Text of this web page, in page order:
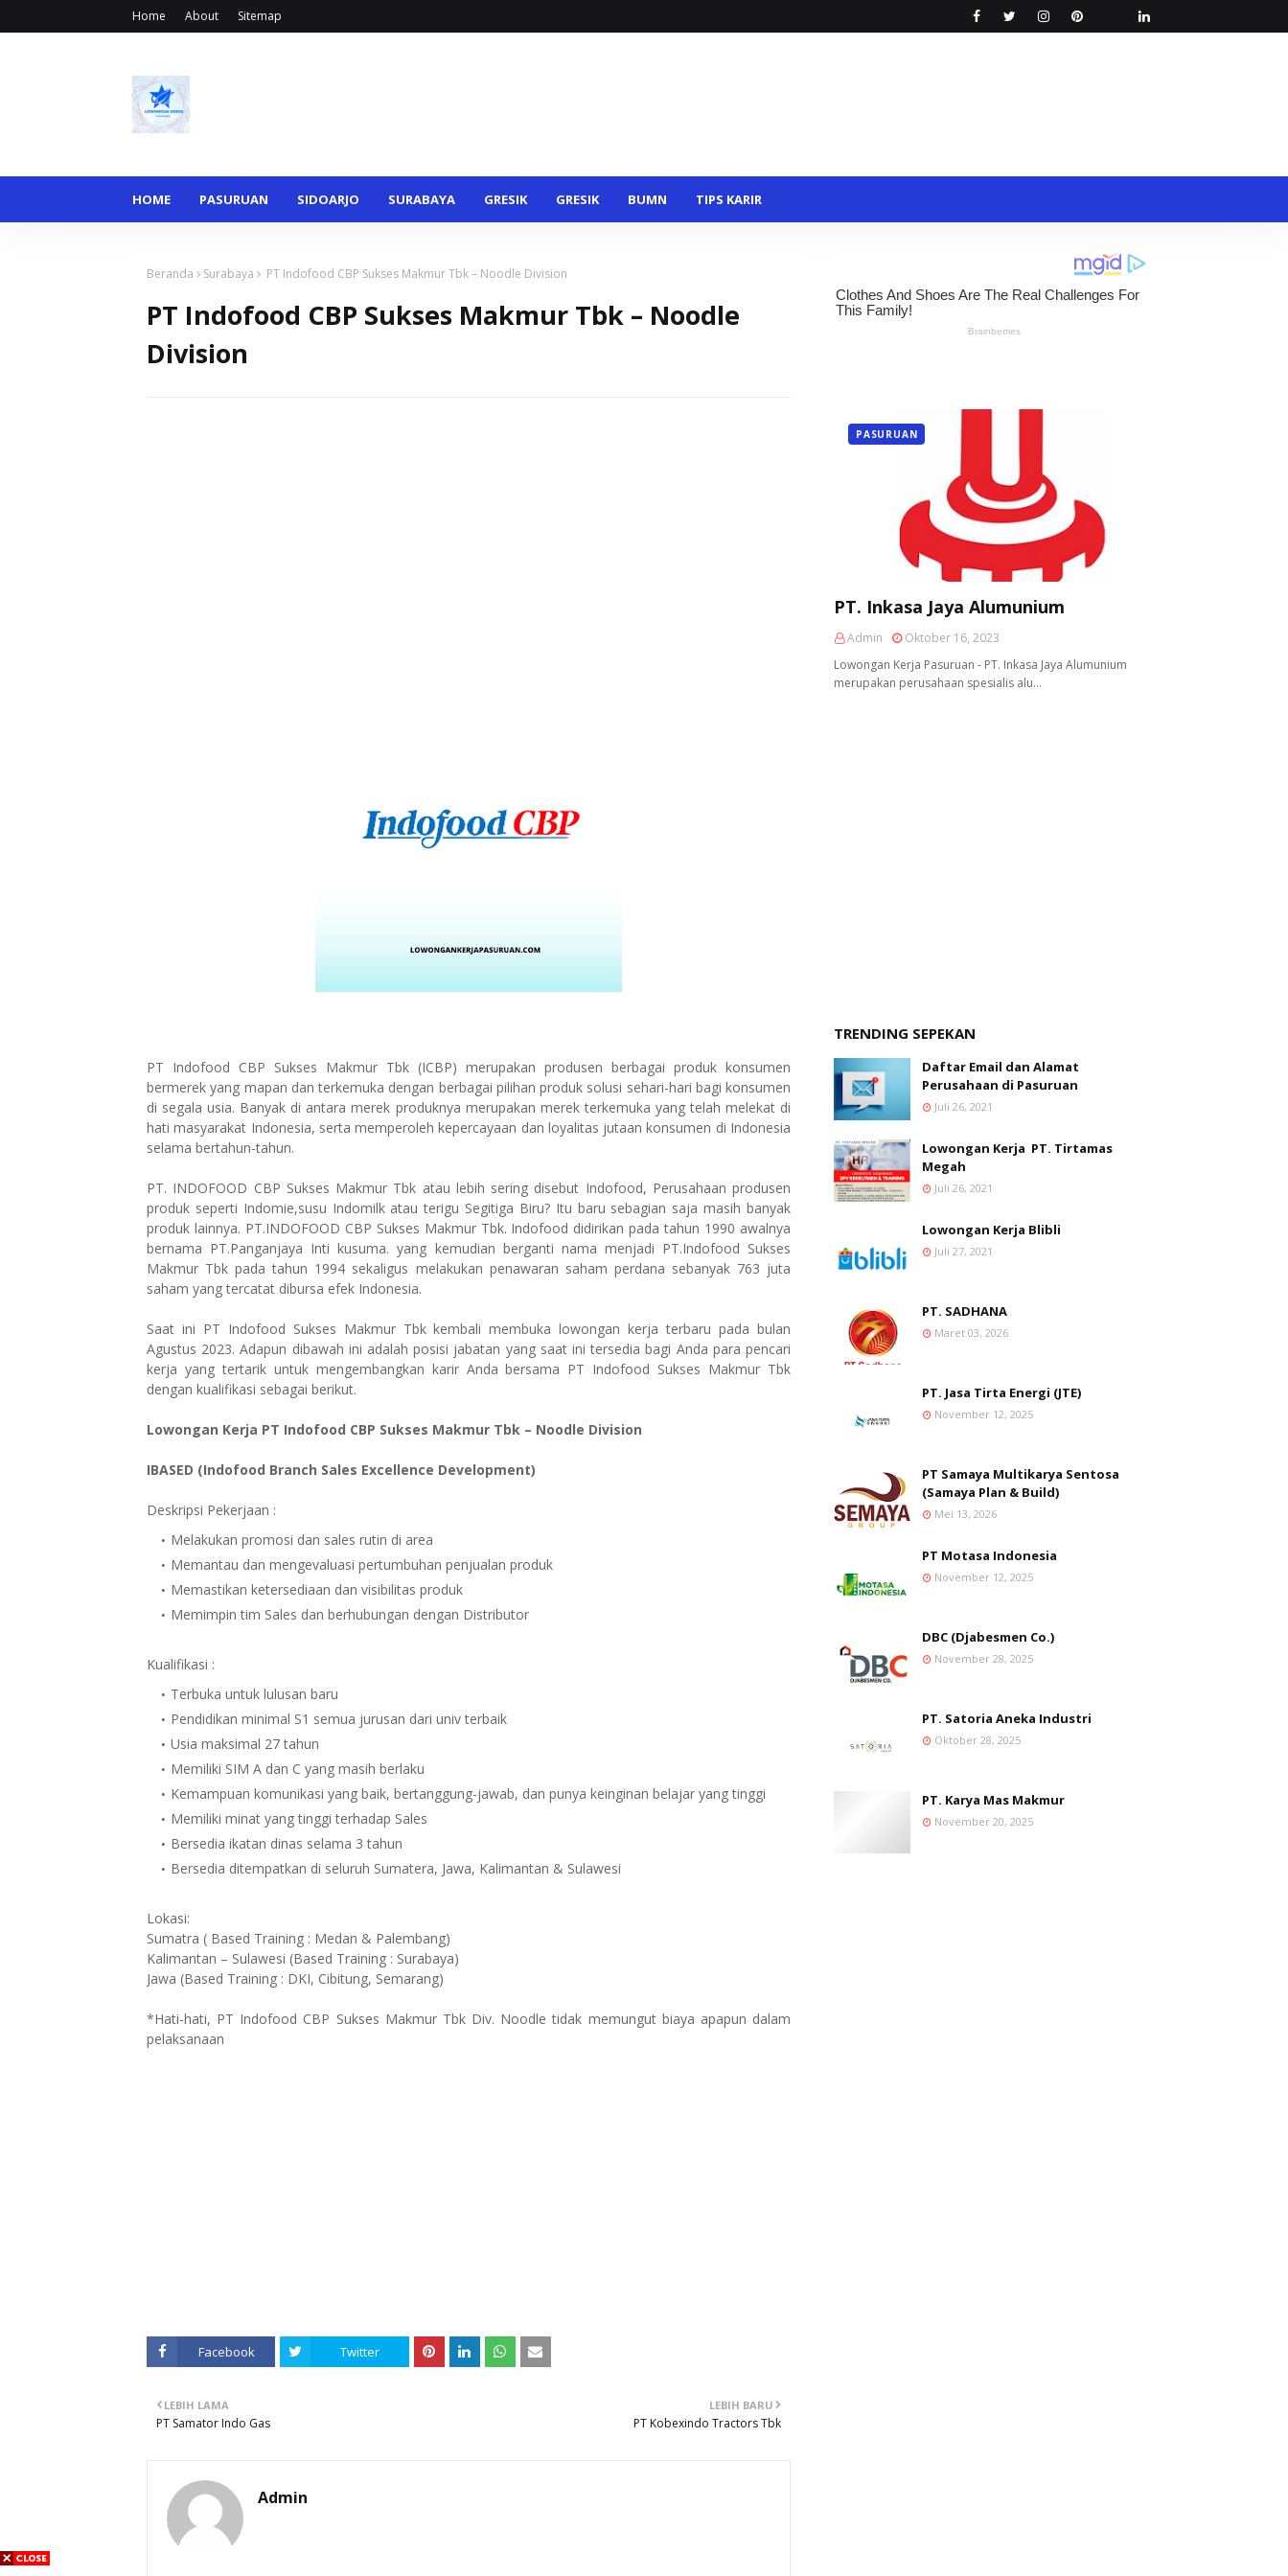
Home About Sitemap
HOME PASURUAN SIDOARJO SURABAYA GRESIK GRESIK BUMN TIPS KARIR
Beranda Surabaya PT Indofood CBP Sukses Makmur Tbk – Noodle Division
PT Indofood CBP Sukses Makmur Tbk – Noodle
Division
PT Indofood CBP Sukses Makmur Tbk (ICBP) merupakan produsen berbagai produk konsumen
bermerek yang mapan dan terkemuka dengan berbagai pilihan produk solusi sehari-hari bagi konsumen
di segala usia. Banyak di antara merek produknya merupakan merek terkemuka yang telah melekat di
hati masyarakat Indonesia, serta memperoleh kepercayaan dan loyalitas jutaan konsumen di Indonesia
selama bertahun-tahun.
PT. INDOFOOD CBP Sukses Makmur Tbk atau lebih sering disebut Indofood, Perusahaan produsen
produk seperti Indomie,susu Indomilk atau terigu Segitiga Biru? Itu baru sebagian saja masih banyak
produk lainnya. PT.INDOFOOD CBP Sukses Makmur Tbk. Indofood didirikan pada tahun 1990 awalnya
bernama PT.Panganjaya Inti kusuma. yang kemudian berganti nama menjadi PT.Indofood Sukses
Makmur Tbk pada tahun 1994 sekaligus melakukan penawaran saham perdana sebanyak 763 juta
saham yang tercatat dibursa efek Indonesia.
Saat ini PT Indofood Sukses Makmur Tbk kembali membuka lowongan kerja terbaru pada bulan
Agustus 2023. Adapun dibawah ini adalah posisi jabatan yang saat ini tersedia bagi Anda para pencari
kerja yang tertarik untuk mengembangkan karir Anda bersama PT Indofood Sukses Makmur Tbk
dengan kualifikasi sebagai berikut.
Lowongan Kerja PT Indofood CBP Sukses Makmur Tbk – Noodle Division
IBASED (Indofood Branch Sales Excellence Development)
Deskripsi Pekerjaan :
Melakukan promosi dan sales rutin di area
Memantau dan mengevaluasi pertumbuhan penjualan produk
Memastikan ketersediaan dan visibilitas produk
Memimpin tim Sales dan berhubungan dengan Distributor
Kualifikasi :
Terbuka untuk lulusan baru
Pendidikan minimal S1 semua jurusan dari univ terbaik
Usia maksimal 27 tahun
Memiliki SIM A dan C yang masih berlaku
Kemampuan komunikasi yang baik, bertanggung-jawab, dan punya keinginan belajar yang tinggi
Memiliki minat yang tinggi terhadap Sales
Bersedia ikatan dinas selama 3 tahun
Bersedia ditempatkan di seluruh Sumatera, Jawa, Kalimantan & Sulawesi
Lokasi:
Sumatra ( Based Training : Medan & Palembang)
Kalimantan – Sulawesi (Based Training : Surabaya)
Jawa (Based Training : DKI, Cibitung, Semarang)
*Hati-hati, PT Indofood CBP Sukses Makmur Tbk Div. Noodle tidak memungut biaya apapun dalam
pelaksanaan
Facebook Twitter
LEBIH BARU
PT Kobexindo Tractors Tbk
LEBIH LAMA
PT Samator Indo Gas
Admin
PASURUAN
PT. Inkasa Jaya Alumunium
Admin
Oktober 16, 2023
Lowongan Kerja Pasuruan - PT. Inkasa Jaya Alumunium
merupakan perusahaan spesialis alu…
TRENDING SEPEKAN
Daftar Email dan Alamat
Perusahaan di Pasuruan
Juli 26, 2021
Lowongan Kerja PT. Tirtamas
Megah
Juli 26, 2021
Lowongan Kerja Blibli
Juli 27, 2021
PT. SADHANA
Maret 03, 2026
PT. Jasa Tirta Energi (JTE)
November 12, 2025
PT Samaya Multikarya Sentosa
(Samaya Plan & Build)
Mei 13, 2026
PT Motasa Indonesia
November 12, 2025
DBC (Djabesmen Co.)
November 28, 2025
PT. Satoria Aneka Industri
Oktober 28, 2025
PT. Karya Mas Makmur
November 20, 2025